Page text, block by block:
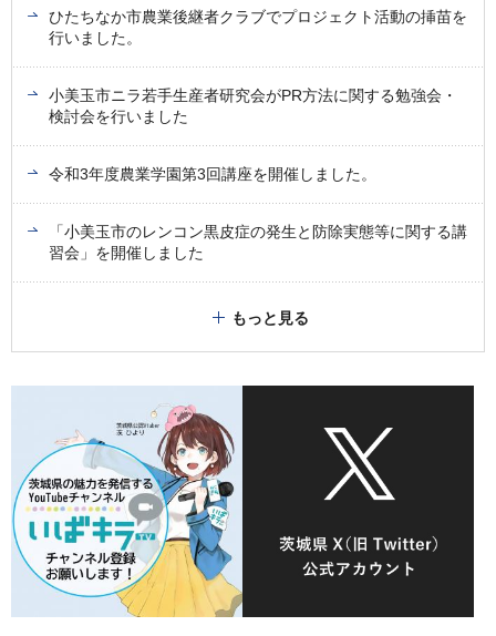
ひたちなか市農業後継者クラブでプロジェクト活動の挿苗を
行いました。
小美玉市ニラ若手生産者研究会がPR方法に関する勉強会・
検討会を行いました
令和3年度農業学園第3回講座を開催しました。
「小美玉市のレンコン黒皮症の発生と防除実態等に関する講
習会」を開催しました
もっと見る